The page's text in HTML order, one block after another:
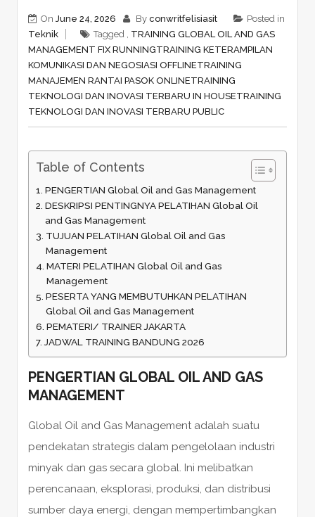
On June 24, 2026 By conwritfelisiasit
Posted in
Teknik
Tagged , TRAINING GLOBAL OIL AND GAS
MANAGEMENT FIX RUNNINGTRAINING KETERAMPILAN
KOMUNIKASI DAN NEGOSIASI OFFLINETRAINING
MANAJEMEN RANTAI PASOK ONLINETRAINING
TEKNOLOGI DAN INOVASI TERBARU IN HOUSETRAINING
TEKNOLOGI DAN INOVASI TERBARU PUBLIC
Table of Contents
PENGERTIAN Global Oil and Gas Management
DESKRIPSI PENTINGNYA PELATIHAN Global Oil
and Gas Management
TUJUAN PELATIHAN Global Oil and Gas
Management
MATERI PELATIHAN Global Oil and Gas
Management
PESERTA YANG MEMBUTUHKAN PELATIHAN
Global Oil and Gas Management
PEMATERI/ TRAINER JAKARTA
JADWAL TRAINING BANDUNG 2026
PENGERTIAN GLOBAL OIL AND GAS
MANAGEMENT
Global Oil and Gas Management adalah suatu
pendekatan strategis dalam pengelolaan industri
minyak dan gas secara global. Ini melibatkan
perencanaan, eksplorasi, produksi, dan distribusi
sumber daya energi, dengan mempertimbangkan